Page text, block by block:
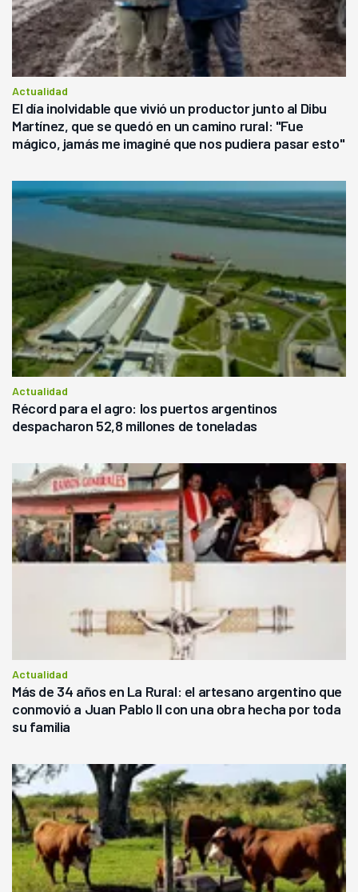
Actualidad
El día inolvidable que vivió un productor junto al Dibu
Martínez, que se quedó en un camino rural: "Fue
mágico, jamás me imaginé que nos pudiera pasar esto"
Actualidad
Récord para el agro: los puertos argentinos
despacharon 52,8 millones de toneladas
Actualidad
Más de 34 años en La Rural: el artesano argentino que
conmovió a Juan Pablo II con una obra hecha por toda
su familia